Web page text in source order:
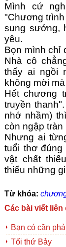
Mình cứ
"Chương
sung sướng,
yêu.
Bọn mình chỉ
Nhà cô
thấy ai ngồi
không mời
Hết chương
truyền
nhớ nhầm)
còn ngập
Nhưng ai
tuổi thơ
vật chất
thiếu những
Từ khóa:
Các bài viết liên
Bạn có cần
Tối thứ Bảy